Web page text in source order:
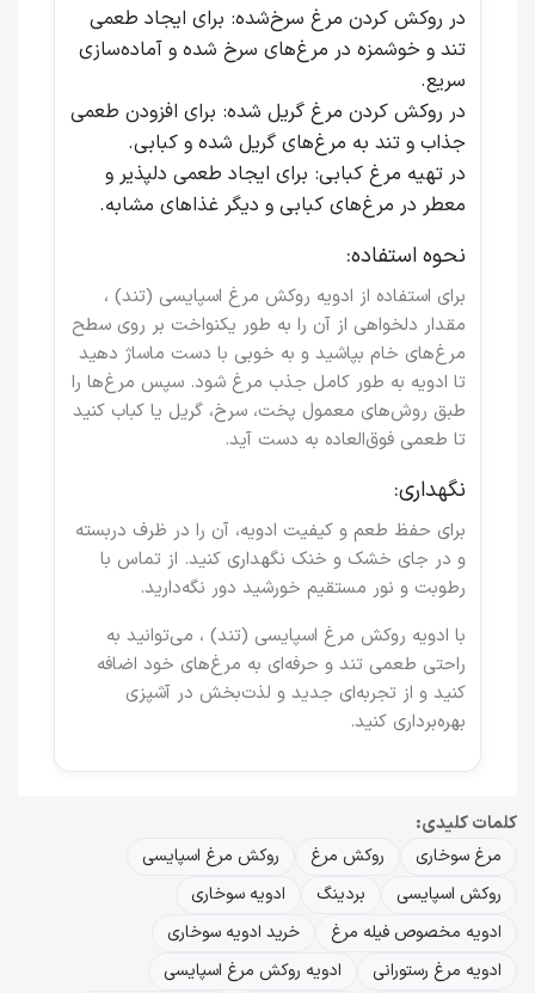
در روکش کردن مرغ سرخ‌شده: برای ایجاد طعمی
تند و خوشمزه در مرغ‌های سرخ شده و آماده‌سازی
سریع.
در روکش کردن مرغ گریل شده: برای افزودن طعمی
جذاب و تند به مرغ‌های گریل شده و کبابی.
در تهیه مرغ کبابی: برای ایجاد طعمی دلپذیر و
معطر در مرغ‌های کبابی و دیگر غذاهای مشابه.
نحوه استفاده:
برای استفاده از ادویه روکش مرغ اسپایسی (تند) ،
مقدار دلخواهی از آن را به طور یکنواخت بر روی سطح
مرغ‌های خام بپاشید و به خوبی با دست ماساژ دهید
تا ادویه به طور کامل جذب مرغ شود. سپس مرغ‌ها را
طبق روش‌های معمول پخت، سرخ، گریل یا کباب کنید
تا طعمی فوق‌العاده به دست آید.
نگهداری:
برای حفظ طعم و کیفیت ادویه، آن را در ظرف دربسته
و در جای خشک و خنک نگهداری کنید. از تماس با
رطوبت و نور مستقیم خورشید دور نگه‌دارید.
با ادویه روکش مرغ اسپایسی (تند) ، می‌توانید به
راحتی طعمی تند و حرفه‌ای به مرغ‌های خود اضافه
کنید و از تجربه‌ای جدید و لذت‌بخش در آشپزی
بهره‌برداری کنید.
کلمات کلیدی:
مرغ سوخاری روکش مرغ
روکش مرغ اسپایسی
روکش اسپایسی
بردینگ
ادویه سوخاری
ادویه مخصوص فیله مرغ
خرید ادویه سوخاری
ادویه مرغ رستورانی
ادویه روکش مرغ اسپایسی